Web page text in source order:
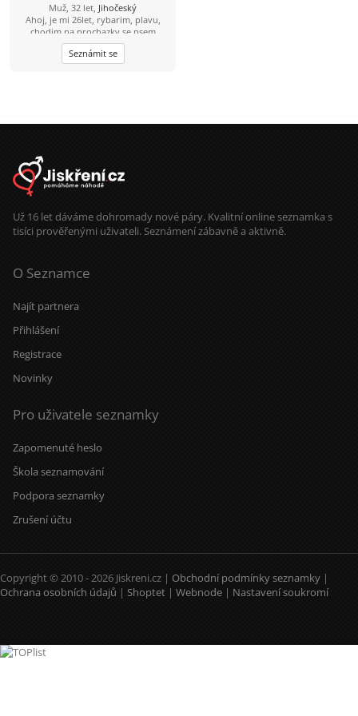
Muž, 32 let, Jihočeský
Ahoj, je mi 26let, rybarim, plavu,
chodim na prochazky se psem
Seznámit se
Už 16 let dáváme dohromady nové páry. Kvalitní online seznamka s
tisíci prověřenými uživateli. Seznámení zábavně a aktivně.
O Seznamce
Najít partnera
Přihlášení
Registrace
Novinky
Pro uživatele seznamky
Zapomenuté heslo
Škola seznamování
Podpora seznamky
Zrušení účtu
Copyright © 2010 - 2026 Jiskreni.cz | Obchodní podmínky seznamky |
Ochrana osobních údajů | Shoptet | Webnode | Nastavení soukromí